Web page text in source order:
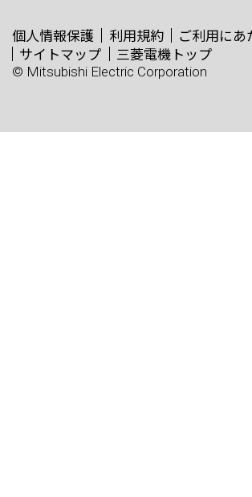
個人情報保護 利用規約
ご利用にあ
サイトマップ
三菱電機トップ
© Mitsubishi Electric Corporation